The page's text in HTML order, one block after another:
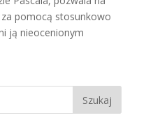
pomocą stosunkowo
ją nieocenionym